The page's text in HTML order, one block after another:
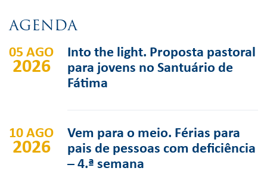
AGENDA
05 AGO
2026
Into the light. Proposta pastoral
para jovens no Santuário de
Fátima
10 AGO
2026
Vem para o meio. Férias para
pais de pessoas com deficiência
– 4.ª semana